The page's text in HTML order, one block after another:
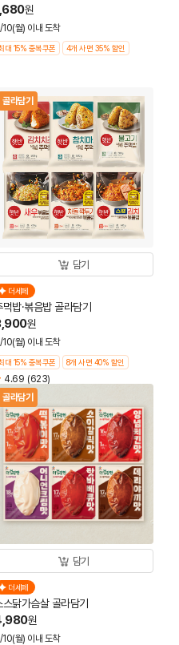
원
월) 이내 도착
대 15% 중복쿠폰 4개 사면 35% 할인
골라담기
담기
더세페
먹밥·볶음밥 골라담기
원
월) 이내 도착
대 15% 중복쿠폰 8개 사면 40% 할인
4.69 (623)
골라담기
담기
더세페
스닭가슴살 골라담기
원
월) 이내 도착